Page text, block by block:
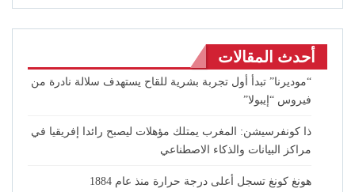
أحدث المقالات
“موديرنا” تبدأ أول تجربة بشرية للقاح يستهدف سلالة نادرة من
فيروس “إيبولا”
ذا كونفرسيشن: المغرب يمتلك مؤهلات ليصبح رائدا إفريقيا في
مراكز البيانات والذكاء الاصطناعي
هونغ كونغ تسجل أعلى درجة حرارة منذ عام 1884